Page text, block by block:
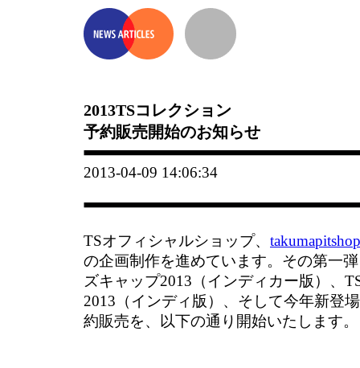
2013TSコレクション
予約販売開始のお知らせ
2013-04-09 14:06:34
TSオフィシャルショップ、 takumapitshop
の企画制作を進めています。その第一
ズキャップ2013（インディカー版）、
2013（インディ版）、そして今年新登
約販売を、以下の通り開始いたします。